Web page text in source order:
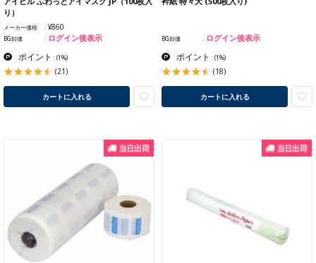
り）
メーカー価格 ¥860
BG卸価 ログイン後表示
ポイント :(1%)
(21)
カートに入れる
BG卸価 ログイン後表示
ポイント :(1%)
(18)
カートに入れる